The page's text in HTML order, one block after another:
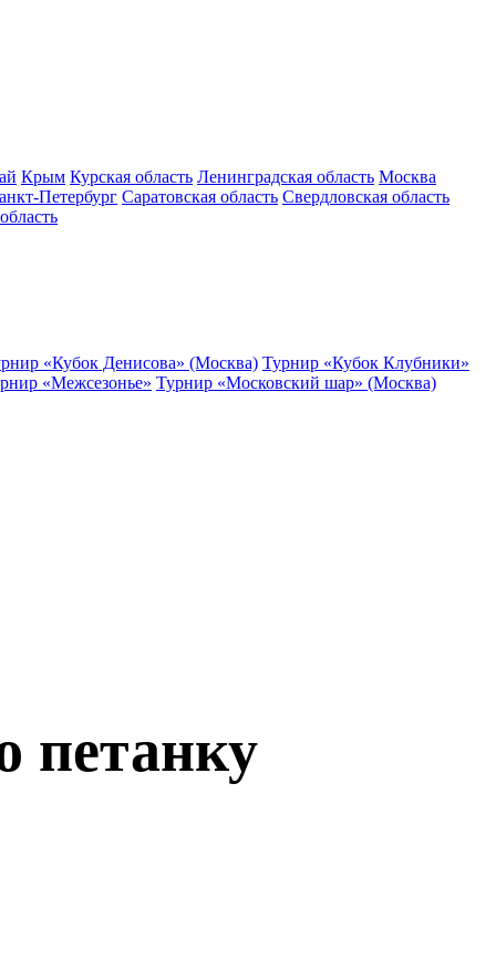
Крым Курская область Ленинградская область Москва
Петербург Саратовская область Свердловская область
«Кубок Денисова» (Москва) Турнир «Кубок Клубники»
«Межсезонье» Турнир «Московский шар» (Москва)
петанку